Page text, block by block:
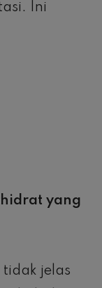
Ini
yang
jelas